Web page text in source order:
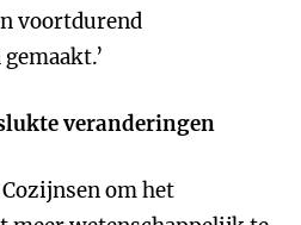
voortdurend
veranderingen
om het